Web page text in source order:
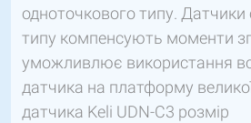
одноточкового типу. Датчики
типу компенсують моменти
уможливлює використання
датчика на платформу
датчика Keli UDN-C3 розмір